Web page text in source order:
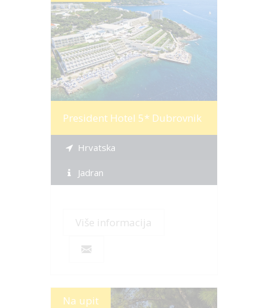
Više informacija
President Hotel 5* Dubrovnik
Hrvatska
Jadran
Više informacija
Na upit